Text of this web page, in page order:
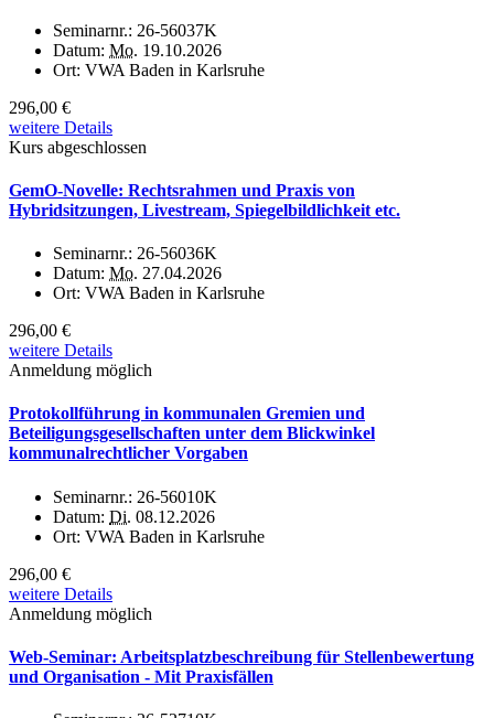
Seminarnr.: 26-56037K
Datum: Mo. 19.10.2026
Ort: VWA Baden in Karlsruhe
296,00 €
weitere Details
Kurs abgeschlossen
GemO-Novelle: Rechtsrahmen und Praxis von
Hybridsitzungen, Livestream, Spiegelbildlichkeit etc.
Seminarnr.: 26-56036K
Datum: Mo. 27.04.2026
Ort: VWA Baden in Karlsruhe
296,00 €
weitere Details
Anmeldung möglich
Protokollführung in kommunalen Gremien und
Beteiligungsgesellschaften unter dem Blickwinkel
kommunalrechtlicher Vorgaben
Seminarnr.: 26-56010K
Datum: Di. 08.12.2026
Ort: VWA Baden in Karlsruhe
296,00 €
weitere Details
Anmeldung möglich
Web-Seminar: Arbeitsplatzbeschreibung für Stellenbewertung
und Organisation - Mit Praxisfällen